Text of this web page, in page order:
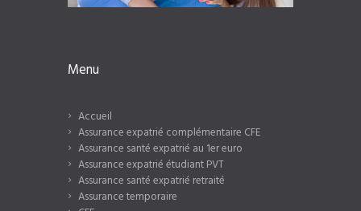
Menu
Accueil
Assurance expatrié complémentaire CFE
Assurance santé expatrié au 1er euro
Assurance expatrié étudiant PVT
Assurance santé expatrié retraité
Assurance temporaire